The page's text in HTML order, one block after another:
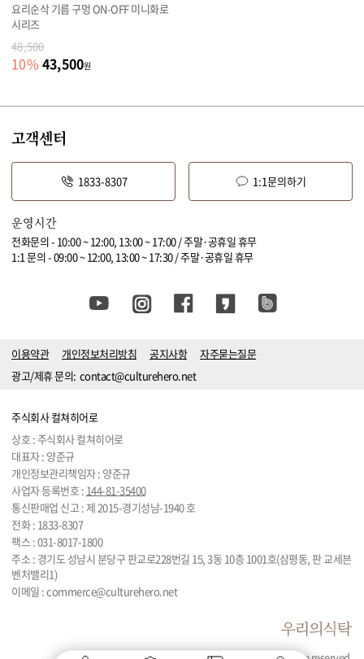
요리순삭 기름 구멍 ON-OFF 미니화로
시리즈
48,500
10% 43,500원
고객센터
1833-8307 1:1문의하기
운영시간
전화문의 - 10:00 ~ 12:00, 13:00 ~ 17:00 / 주말·공휴일 휴무
1:1 문의 - 09:00 ~ 12:00, 13:00 ~ 17:30 / 주말·공휴일 휴무
이용약관 개인정보처리방침 공지사항
자주묻는질문
광고/제휴 문의: contact@culturehero.net
주식회사 컬쳐히어로
상호 : 주식회사 컬쳐히어로
대표자 : 양준규
개인정보관리책임자 : 양준규
사업자 등록번호 : 144-81-35400
통신판매업 신고 : 제 2015-경기성남-1940 호
전화 : 1833-8307
팩스 : 031-8017-1800
주소 : 경기도 성남시 분당구 판교로228번길 15, 3동 10층 1001호(삼평동, 판 교세븐
벤처밸리1)
이메일 :commerce@culturehero.net